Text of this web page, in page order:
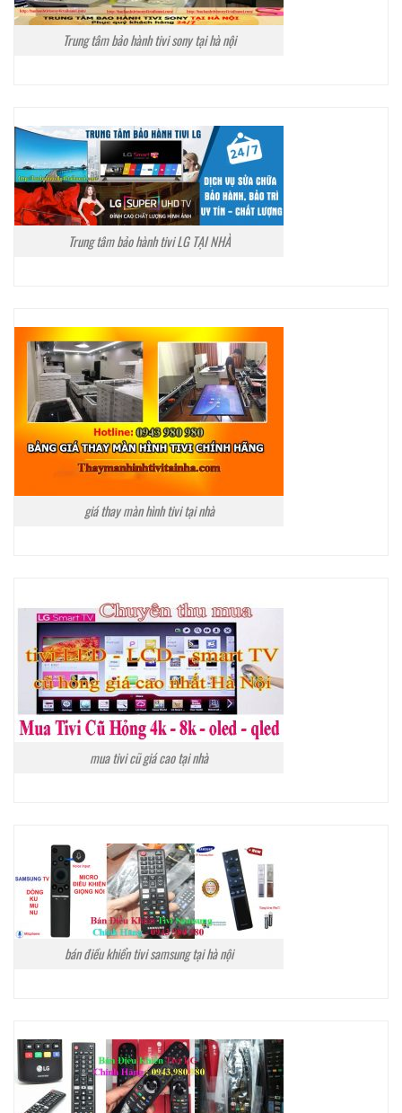
Trung tâm bảo hành tivi sony tại hà nội
Trung tâm bảo hành tivi LG TẠI NHÀ
giá thay màn hình tivi tại nhà
mua tivi cũ giá cao tại nhà
bán điều khiển tivi samsung tại hà nội